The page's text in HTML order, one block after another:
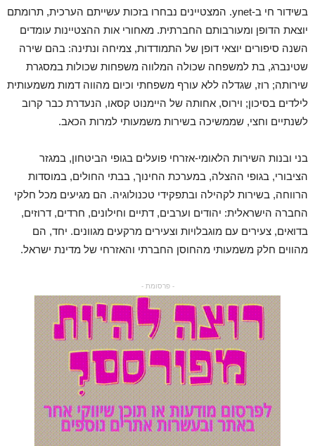
בשידור חי ב-ynet. המצטיינים נבחרו בזכות עשייתם הערכית, תרומתם
יוצאת הדופן ומעורבותם החברתית. מאחורי אות ההצטיינות עומדים
השנה סיפורים יוצאי דופן של התמודדות, צמיחה ונתינה: בהם שירה
שטינברג, בת למשפחה שכולה המלווה משפחות שכולות במסגרת
שירותה; רוז, שגדלה ללא עורף משפחתי וכיום מהווה דמות משמעותית
לילדים בסיכון; וירוס, אחותה של היימנוט קסאו, הנעדרת כבר קרוב
לשנתיים וחצי, שממשיכה בשירות משמעותי למרות הכאב.
בני ובנות השירות הלאומי-אזרחי פועלים בגופי הביטחון, במגזר
הציבורי, בגופי ההצלה, במערכת החינוך, בבתי החולים, במוסדות
הרווחה, בשירות לקהילה ובתפקידי טכנולוגיה. הם מגיעים מכל חלקי
החברה הישראלית: יהודים וערבים, דתיים וחילונים, חרדים, דרוזים,
בדואים, צעירים עם מוגבלויות וצעירים מרקעים מגוונים. יחד, הם
מהווים חלק משמעותי מהחוסן החברתי והאזרחי של מדינת ישראל.
- פרסומת -